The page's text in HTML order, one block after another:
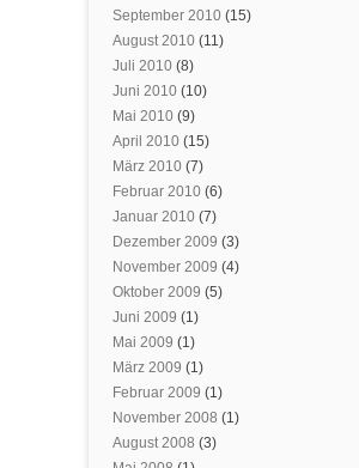
September 2010 (15)
August 2010 (11)
Juli 2010 (8)
Juni 2010 (10)
Mai 2010 (9)
April 2010 (15)
März 2010 (7)
Februar 2010 (6)
Januar 2010 (7)
Dezember 2009 (3)
November 2009 (4)
Oktober 2009 (5)
Juni 2009 (1)
Mai 2009 (1)
März 2009 (1)
Februar 2009 (1)
November 2008 (1)
August 2008 (3)